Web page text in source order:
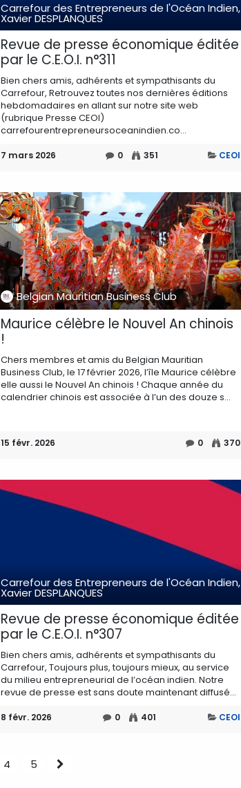
Carrefour des Entrepreneurs de l'Océan Indien,
Xavier DESPLANQUES
Revue de presse économique éditée
par le C.E.O.I. n°311
Bien chers amis, adhérents et sympathisants du
Carrefour, Retrouvez toutes nos dernières éditions
hebdomadaires en allant sur notre site web
(rubrique Presse CEOI)
carrefourentrepreneursoceanindien.co...
7 mars 2026 0 351 CEOI
Belgian Mauritian Business Club
Maurice célèbre le Nouvel An chinois
!
Chers membres et amis du Belgian Mauritian
Business Club, le 17 février 2026, l’île Maurice célèbre
elle aussi le Nouvel An chinois ! Chaque année du
calendrier chinois est associée à l’un des douze s...
15 févr. 2026 0 370
Carrefour des Entrepreneurs de l'Océan Indien,
Xavier DESPLANQUES
Revue de presse économique éditée
par le C.E.O.I. n°307
Bien chers amis, adhérents et sympathisants du
Carrefour, Toujours plus, toujours mieux, au service
du milieu entrepreneurial de l’océan indien. Notre
revue de presse est sans doute maintenant diffusé...
8 févr. 2026 0 401 CEOI
4 5